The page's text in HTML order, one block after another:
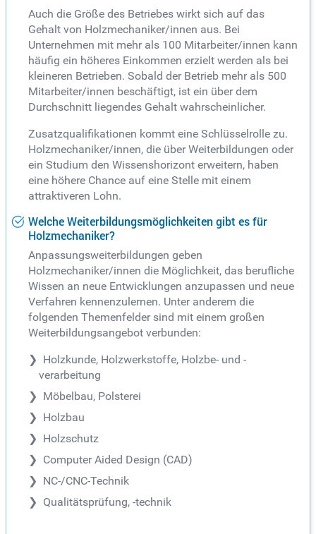
Auch die Größe des Betriebes wirkt sich auf das
Gehalt von Holzmechaniker/innen aus. Bei
Unternehmen mit mehr als 100 Mitarbeiter/innen kann
häufig ein höheres Einkommen erzielt werden als bei
kleineren Betrieben. Sobald der Betrieb mehr als 500
Mitarbeiter/innen beschäftigt, ist ein über dem
Durchschnitt liegendes Gehalt wahrscheinlicher.
Zusatzqualifikationen kommt eine Schlüsselrolle zu.
Holzmechaniker/innen, die über Weiterbildungen oder
ein Studium den Wissenshorizont erweitern, haben
eine höhere Chance auf eine Stelle mit einem
attraktiveren Lohn.
Welche Weiterbildungsmöglichkeiten gibt es für
Holzmechaniker?
Anpassungsweiterbildungen geben
Holzmechaniker/innen die Möglichkeit, das berufliche
Wissen an neue Entwicklungen anzupassen und neue
Verfahren kennenzulernen. Unter anderem die
folgenden Themenfelder sind mit einem großen
Weiterbildungsangebot verbunden:
Holzkunde, Holzwerkstoffe, Holzbe- und -
verarbeitung
Möbelbau, Polsterei
Holzbau
Holzschutz
Computer Aided Design (CAD)
NC-/CNC-Technik
Qualitätsprüfung, -technik